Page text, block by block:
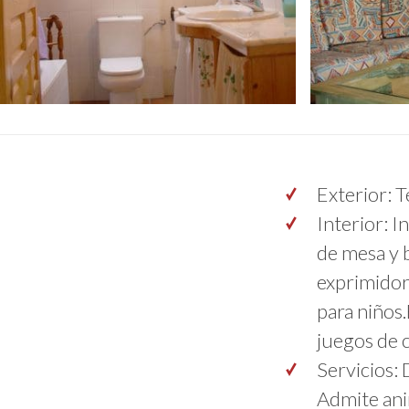
Exterior:
Interior:
de mesa y
para
juegos de
Servicios:
Admite